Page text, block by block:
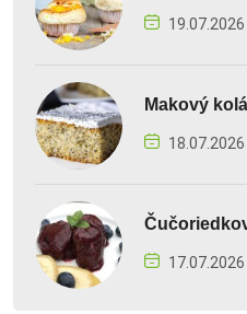
19.07.2026
Makový
18.07.2026
17.07.2026